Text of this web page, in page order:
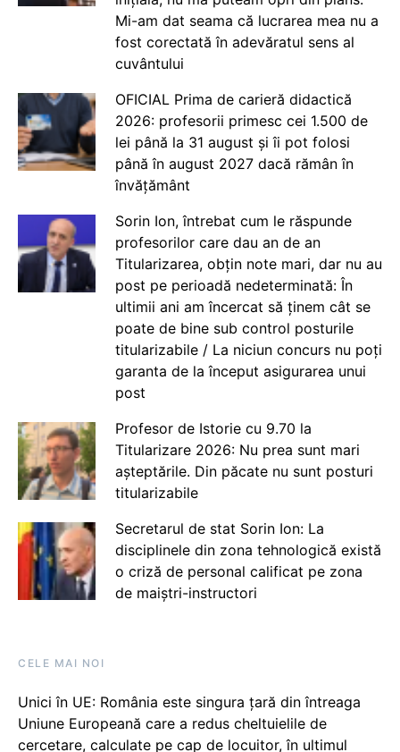
Mi-am dat seama că lucrarea mea nu a
fost corectată în adevăratul sens al
cuvântului
OFICIAL Prima de carieră didactică
2026: profesorii primesc cei 1.500 de
lei până la 31 august și îi pot folosi
până în august 2027 dacă rămân în
învățământ
Sorin Ion, întrebat cum le răspunde
profesorilor care dau an de an
Titularizarea, obțin note mari, dar nu au
post pe perioadă nedeterminată: În
ultimii ani am încercat să ținem cât se
poate de bine sub control posturile
titularizabile / La niciun concurs nu poți
garanta de la început asigurarea unui
post
Profesor de Istorie cu 9.70 la
Titularizare 2026: Nu prea sunt mari
așteptările. Din păcate nu sunt posturi
titularizabile
Secretarul de stat Sorin Ion: La
disciplinele din zona tehnologică există
o criză de personal calificat pe zona
de maiștri-instructori
CELE MAI NOI
Unici în UE: România este singura țară din întreaga
Uniune Europeană care a redus cheltuielile de
cercetare, calculate pe cap de locuitor, în ultimul